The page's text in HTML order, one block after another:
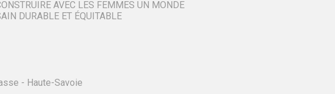
AVEC LES FEMMES UN MONDE
DURABLE ET ÉQUITABLE
- Haute-Savoie